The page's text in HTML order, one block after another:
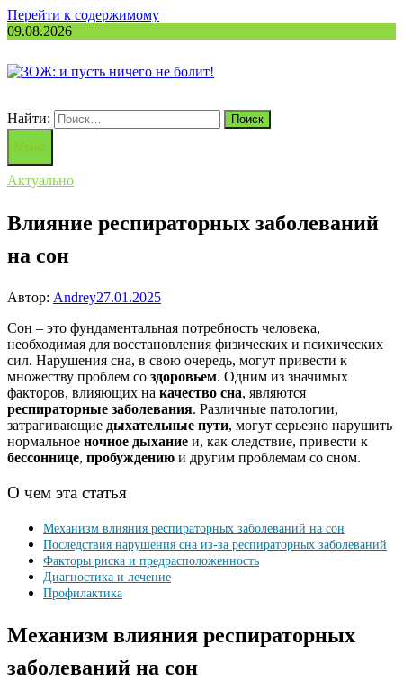
Перейти к содержимому
09.08.2026
Найти:
Меню
Актуально
Влияние респираторных заболеваний
на сон
Автор: Andrey27.01.2025
Сон – это фундаментальная потребность человека,
необходимая для восстановления физических и психических
сил. Нарушения сна, в свою очередь, могут привести к
множеству проблем со здоровьем. Одним из значимых
факторов, влияющих на качество сна, являются
респираторные заболевания. Различные патологии,
затрагивающие дыхательные пути, могут серьезно нарушить
нормальное ночное дыхание и, как следствие, привести к
бессоннице, пробуждению и другим проблемам со сном.
О чем эта статья
Механизм влияния респираторных заболеваний на сон
Последствия нарушения сна из-за респираторных заболеваний
Факторы риска и предрасположенность
Диагностика и лечение
Профилактика
Механизм влияния респираторных
заболеваний на сон